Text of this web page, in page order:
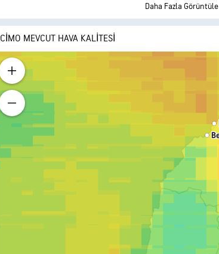
Daha Fazla Görüntüle
CIMO MEVCUT HAVA KALITESI